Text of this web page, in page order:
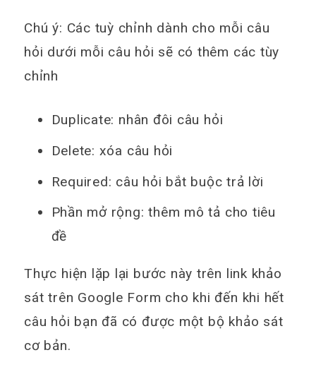
Chú ý: Các tuỳ chỉnh dành cho mỗi câu
hỏi dưới mỗi câu hỏi sẽ có thêm các tùy
chỉnh
Duplicate: nhân đôi câu hỏi
Delete: xóa câu hỏi
Required: câu hỏi bắt buộc trả lời
Phần mở rộng: thêm mô tả cho tiêu
đề
Thực hiện lặp lại bước này trên link khảo
sát trên Google Form cho khi đến khi hết
câu hỏi bạn đã có được một bộ khảo sát
cơ bản.